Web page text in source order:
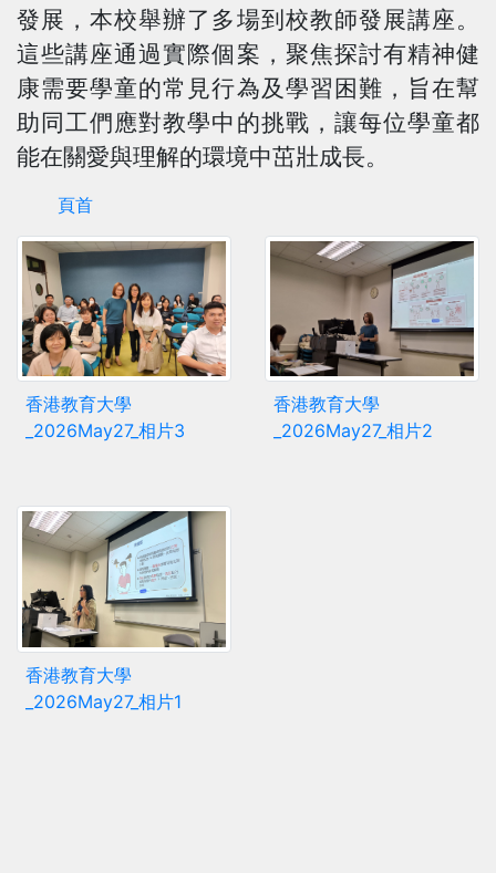
發展，本校舉辦了多場到校教師發展講座。
這些講座通過實際個案，聚焦探討有精神健
康需要學童的常見行為及學習困難，旨在幫
助同工們應對教學中的挑戰，讓每位學童都
能在關愛與理解的環境中茁壯成長。
頁首
香港教育大學
_2026May27_相片3
香港教育大學
_2026May27_相片2
香港教育大學
_2026May27_相片1